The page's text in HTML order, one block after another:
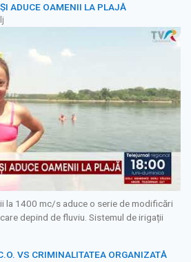
ADUCE OAMENII LA PLAJĂ
la 1400 mc/s aduce o serie de modificări
depind de fluviu. Sistemul de irigații
VS CRIMINALITATEA ORGANIZATĂ